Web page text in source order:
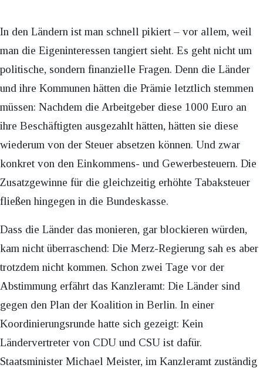
In den Ländern ist man schnell pikiert – vor allem, weil
man die Eigeninteressen tangiert sieht. Es geht nicht um
politische, sondern finanzielle Fragen. Denn die Länder
und ihre Kommunen hätten die Prämie letztlich stemmen
müssen: Nachdem die Arbeitgeber diese 1000 Euro an
ihre Beschäftigten ausgezahlt hätten, hätten sie diese
wiederum von der Steuer absetzen können. Und zwar
konkret von den Einkommens- und Gewerbesteuern. Die
Zusatzgewinne für die gleichzeitig erhöhte Tabaksteuer
fließen hingegen in die Bundeskasse.
Dass die Länder das monieren, gar blockieren würden,
kam nicht überraschend: Die Merz-Regierung sah es aber
trotzdem nicht kommen. Schon zwei Tage vor der
Abstimmung erfährt das Kanzleramt: Die Länder sind
gegen den Plan der Koalition in Berlin. In einer
Koordinierungsrunde hatte sich gezeigt: Kein
Ländervertreter von CDU und CSU ist dafür.
Staatsminister Michael Meister, im Kanzleramt zuständig